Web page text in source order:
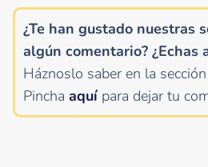
¿Te han gustado nuestras
algún comentario? ¿Echas
Háznoslo saber en la
Pincha aquí para dejar tu